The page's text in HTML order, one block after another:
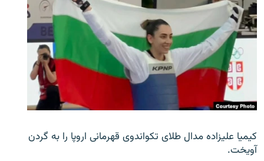
کیمیا علیزاده مدال طلای تکواندوی قهرمانی اروپا را به گردن
آویخت.